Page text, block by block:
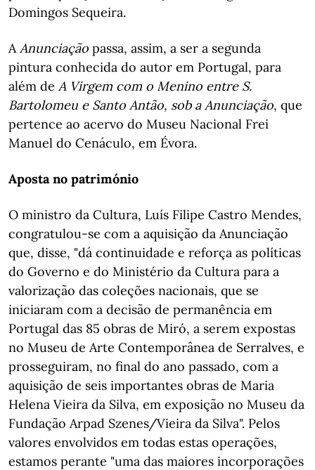
Domingos Sequeira.
AAnunciação passa, assim, a ser a segunda
pintura conhecida do autor em Portugal, para
além de A Virgem com o Menino entre S.
Bartolomeu e Santo Antão, sob a Anunciação, que
pertence ao acervo do Museu Nacional Frei
Manuel do Cenáculo, em Évora.
Aposta no património
O ministro da Cultura, Luís Filipe Castro Mendes,
congratulou-se com a aquisição da Anunciação
que, disse, "dá continuidade e reforça as políticas
do Governo e do Ministério da Cultura para a
valorização das coleções nacionais, que se
iniciaram com a decisão de permanência em
Portugal das 85 obras de Miró, a serem expostas
no Museu de Arte Contemporânea de Serralves, e
prosseguiram, no final do ano passado, com a
aquisição de seis importantes obras de Maria
Helena Vieira da Silva, em exposição no Museu da
Fundação Arpad Szenes/Vieira da Silva". Pelos
valores envolvidos em todas estas operações,
estamos perante "uma das maiores incorporações